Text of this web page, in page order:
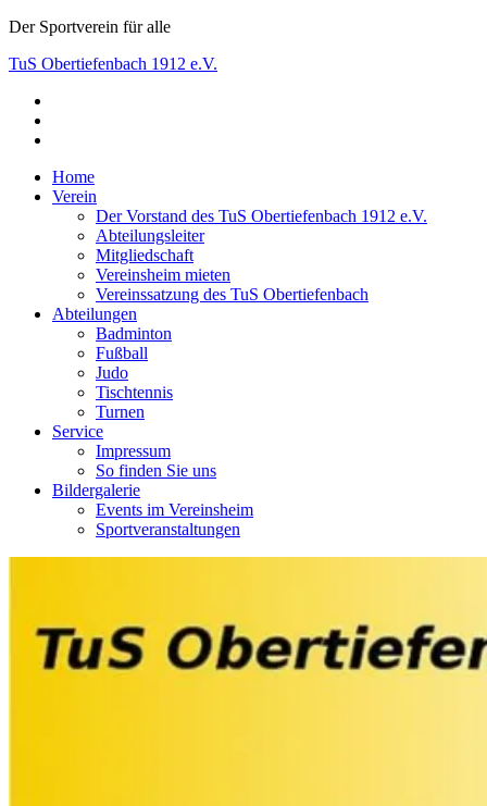
Skip
content
Der Sportverein für alle
TuS Obertiefenbach 1912 e.V.
Der Sportverein für alle
Home
Verein
Der Vorstand des TuS Obertiefenbach 1912 e.V.
Abteilungsleiter
Mitgliedschaft
Vereinsheim mieten
Vereinssatzung des TuS Obertiefenbach
Abteilungen
Badminton
Fußball
Judo
Tischtennis
Turnen
Service
Impressum
So finden Sie uns
Bildergalerie
Events im Vereinsheim
Sportveranstaltungen